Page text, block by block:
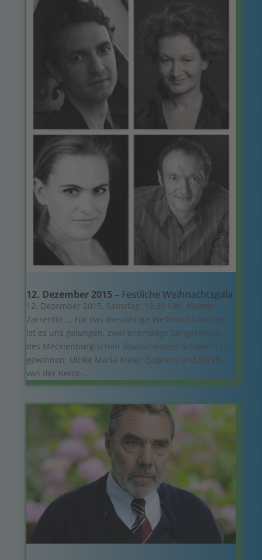
12. Dezember 2015 – Festliche Weihnachtsgala
12. Dezember 2015, Samstag, 19.30 Uhr, Kloster
Zarrentin … Für das diesjährige Weihnachtskonzert
ist es uns gelungen, zwei ehemalige Sängerinnen
des Mecklenburgischen Staatstheaters Schwerin zu
gewinnen: Ulrike Maria Maier (Sopran) und Sarah
van der Kemp...